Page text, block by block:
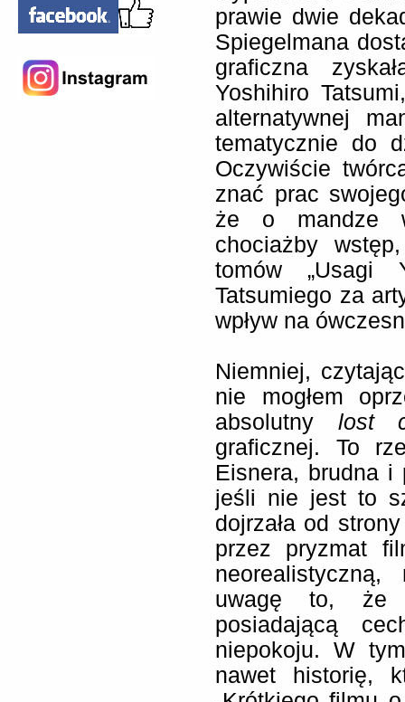
prawie dwie
Spiegelmana
graficzna
Yoshihiro
alternatywnej
tematycznie do
Oczywiście
znać prac
że o mandze
chociażby
tomów „Usagi
Tatsumiego za
wpływ na
Niemniej,
nie mogłem
absolutny lost
graficznej. To
Eisnera, brudna
jeśli nie jest to
dojrzała od
przez pryzmat
uwagę to, że
posiadającą
niepokoju. W
nawet historię,